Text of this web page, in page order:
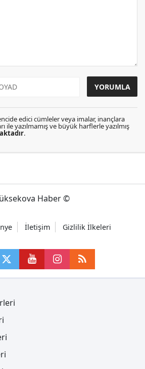
edici cümleler veya imalar, inançlara
ile yazılmamış ve büyük harflerle yazılmış
.
Haber ©
İletişim Gizlilik İlkeleri